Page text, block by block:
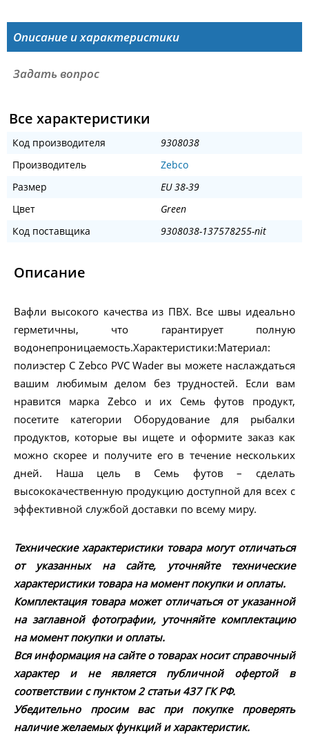
Описание и характеристики
Задать вопрос
Все характеристики
Код производителя
9308038
Производитель
Zebco
Размер
EU 38-39
Цвет
Green
Код поставщика
9308038-137578255-nit
Описание
Вафли высокого качества из ПВХ. Все швы идеально
герметичны, что гарантирует полную
водонепроницаемость.Характеристики:Материал:
полиэстер С Zebco PVC Wader вы можете наслаждаться
вашим любимым делом без трудностей. Если вам
нравится марка Zebco и их Семь футов продукт,
посетите категории Оборудование для рыбалки
продуктов, которые вы ищете и оформите заказ как
можно скорее и получите его в течение нескольких
дней. Наша цель в Семь футов – сделать
высококачественную продукцию доступной для всех с
эффективной службой доставки по всему миру.
Технические характеристики товара могут отличаться
от указанных на сайте, уточняйте технические
характеристики товара на момент покупки и оплаты.
Комплектация товара может отличаться от указанной
на заглавной фотографии, уточняйте комплектацию
на момент покупки и оплаты.
Вся информация на сайте о товарах носит справочный
характер и не является публичной офертой в
соответствии с пунктом 2 статьи 437 ГК РФ.
Убедительно просим вас при покупке проверять
наличие желаемых функций и характеристик.